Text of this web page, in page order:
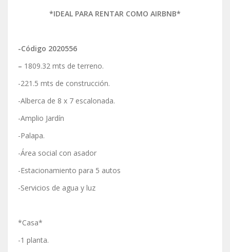
*IDEAL PARA RENTAR COMO AIRBNB*
-Código 2020556
– 1809.32 mts de terreno.
-221.5 mts de construcción.
-Alberca de 8 x 7 escalonada.
-Amplio Jardín
-Palapa.
-Área social con asador
-Estacionamiento para 5 autos
-Servicios de agua y luz
*Casa*
-1 planta.